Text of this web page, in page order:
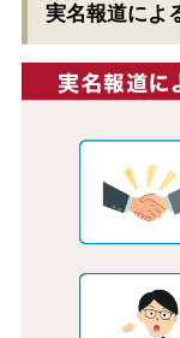
実名報道によ